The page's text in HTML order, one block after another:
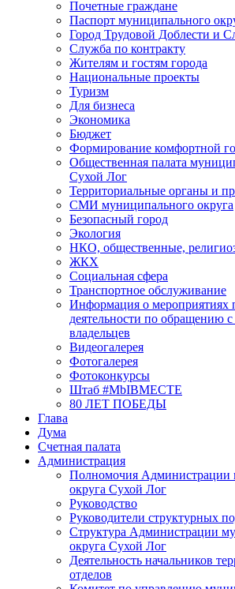
Почетные граждане
Паспорт муниципального
Город Трудовой Доблести и
Служба по контракту
Жителям и гостям города
Национальные проекты
Туризм
Для бизнеса
Экономика
Бюджет
Формирование комфортной
Общественная палата
Сухой Лог
Территориальные органы и
СМИ муниципального округа
Безопасный город
Экология
НКО, общественные,
ЖКХ
Социальная сфера
Транспортное обслуживание
Информация о мероприятиях
деятельности по обращению
владельцев
Видеогалерея
Фотогалерея
Фотоконкурсы
Штаб #MbIBMECTE
80 ЛЕТ ПОБЕДЫ
Глава
Дума
Счетная палата
Администрация
Полномочия Администрации
округа Сухой Лог
Руководство
Руководители структурных
Структура Администрации
округа Сухой Лог
Деятельность начальников
отделов